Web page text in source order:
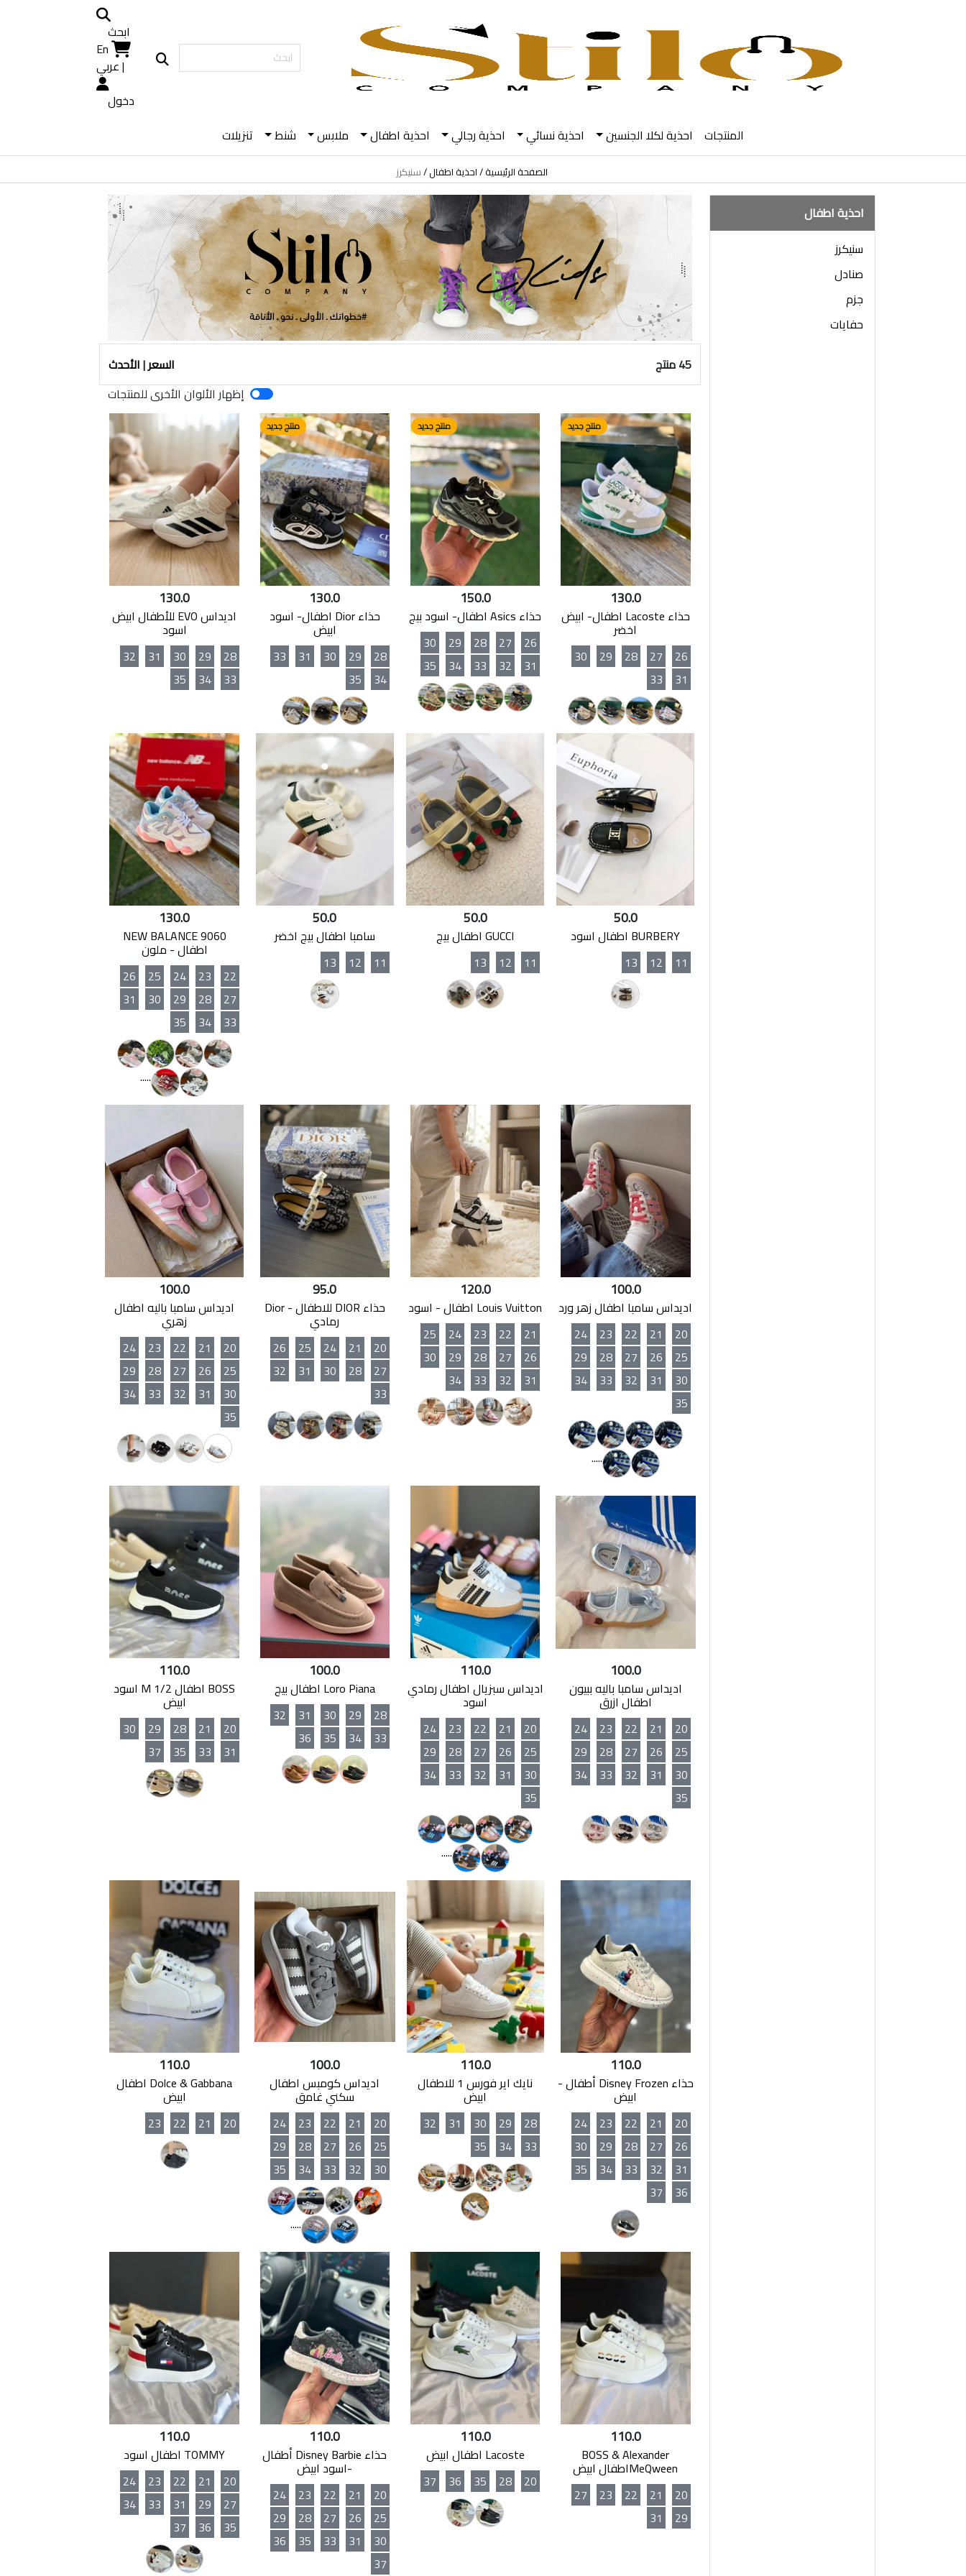
ابحث
En
|عربي
دخول
المنتجات
احذية لكلا الجنسين احذية نسائي احذية رجالي احذية اطفال ملابس شنط تنزيلات
الصفحة الرئيسية احذية اطفال سنيكرز
احذية اطفال
سنيكرز
صنادل
جزم
حفايات
45 منتج
السعر|الأحدث
إظهار الألوان الأخرى للمنتجات
منتج جديد
130.0
حذاء Lacoste اطفال- ابيض
اخضر
26
27
28
29
30
31
33
منتج جديد
150.0
حذاء Asics اطفال- اسود بيج
26
27
28
29
30
31
32
33
34
35
منتج جديد
130.0
حذاء Dior اطفال- اسود
ابيض
28
29
30
31
33
34
35
130.0
اديداس EVO للأطفال ابيض
اسود
28
29
30
31
32
33
34
35
50.0
BURBERY اطفال اسود
11
12
13
50.0
GUCCI اطفال بيج
11
12
13
50.0
سامبا اطفال بيج اخضر
11
12
13
130.0
NEW BALANCE 9060
اطفال - ملون
22
23
24
25
26
27
28
29
30
31
33
34
35
.....
100.0
اديداس سامبا اطفال زهر ورد
20
21
22
23
24
25
26
27
28
29
30
31
32
33
34
35
.....
120.0
Louis Vuitton اطفال - اسود
21
22
23
24
25
26
27
28
29
30
31
32
33
34
95.0
حذاء DIOR للاطفال - Dior
رمادي
20
21
24
25
26
27
28
30
31
32
33
100.0
اديداس سامبا باليه اطفال
زهري
20
21
22
23
24
25
26
27
28
29
30
31
32
33
34
35
100.0
اديداس سامبا باليه ببيون
اطفال ازرق
20
21
22
23
24
25
26
27
28
29
30
31
32
33
34
35
110.0
اديداس سبزيال اطفال رمادي
اسود
20
21
22
23
24
25
26
27
28
29
30
31
32
33
34
35
.....
100.0
Loro Piana اطفال بيج
28
29
30
31
32
33
34
35
36
110.0
BOSS اطفال M 1/2 اسود
ابيض
20
21
28
29
30
31
33
35
37
110.0
حذاء Disney Frozen أطفال -
ابيض
20
21
22
23
24
26
27
28
29
30
31
32
33
34
35
36
37
110.0
نايك اير فورس 1 للاطفال
ابيض
28
29
30
31
32
33
34
35
100.0
اديداس كومبس اطفال
سكني غامق
20
21
22
23
24
25
26
27
28
29
30
32
33
34
35
.....
110.0
Dolce & Gabbana اطفال
ابيض
20
21
22
23
110.0
BOSS & Alexander
MeQweenاطفال ابيض
20
21
22
23
27
29
31
110.0
Lacoste اطفال ابيض
20
28
35
36
37
110.0
حذاء Disney Barbie أطفال
-اسود ابيض
20
21
22
23
24
25
26
27
28
29
30
31
33
35
36
37
110.0
TOMMY اطفال اسود
20
21
22
23
24
27
29
31
33
34
35
36
37